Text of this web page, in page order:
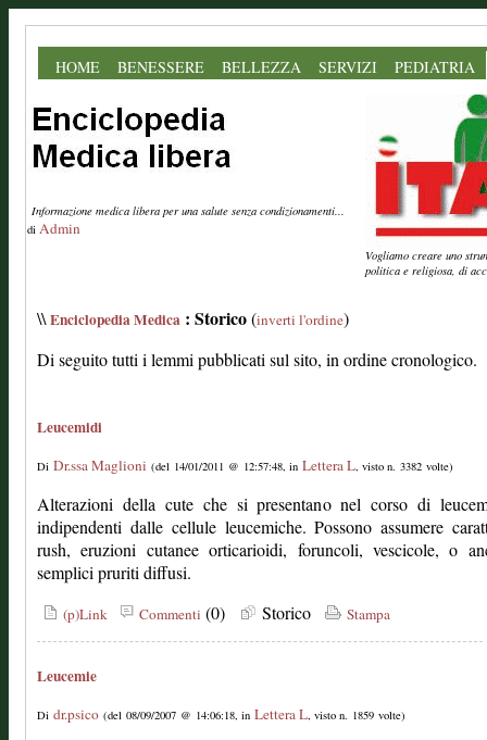
HOME BENESSERE BELLEZZA SERVIZI PEDIATRIA
Informazione medica libera per una salute senza condizionamenti...
di Admin
Vogliamo creare uno
politica e religiosa, di
\\Enciclopedia Medica : Storico(inverti l'ordine)
Di seguito tutti i lemmi pubblicati sul sito, in ordine cronologico.
Leucemidi
Di Dr.ssa Maglioni (del 14/01/2011 @ 12:57:48, in Lettera L, visto n. 3382 volte)
Alterazioni della cute che si presentano nel corso di
indipendenti dalle cellule leucemiche. Possono assumere
rush, eruzioni cutanee orticarioidi, foruncoli, vescicole, o
semplici pruriti diffusi.
(p)Link Commenti (0) Storico Stampa
Leucemie
Di dr.psico (del 08/09/2007 @ 14:06:18, in Lettera L, visto n. 1859 volte)